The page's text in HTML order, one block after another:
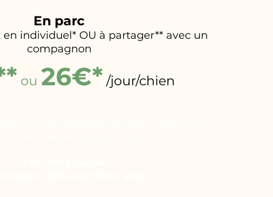
En parc
en individuel* OU à partager** avec un
compagnon
ou 26€* /jour/chien